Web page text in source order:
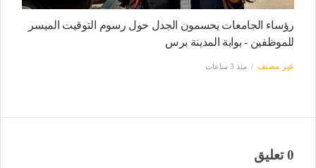
رؤساء الجامعات يحسمون الجدل حول رسوم التوقيت الميسر
للموظفين - بوابة المدينة برس
غير مصنف منذ 3 ساعات
0 تعليق